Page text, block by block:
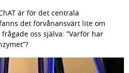
är för det centrala
det förvånansvärt lite om
oss själva: ”Varför har